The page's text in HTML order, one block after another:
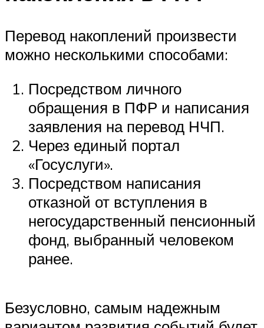
Перевод накоплений произвести
можно несколькими способами:
Посредством личного
обращения в ПФР и написания
заявления на перевод НЧП.
Через единый портал
«Госуслуги».
Посредством написания
отказной от вступления в
негосударственный пенсионный
фонд, выбранный человеком
ранее.
Безусловно, самым надежным